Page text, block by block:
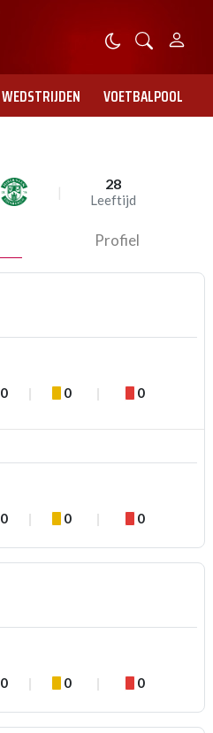
WEDSTRIJDEN VOETBALPOOL
28
Leeftijd
Profiel
0 0 0
0 0 0
0 0 0